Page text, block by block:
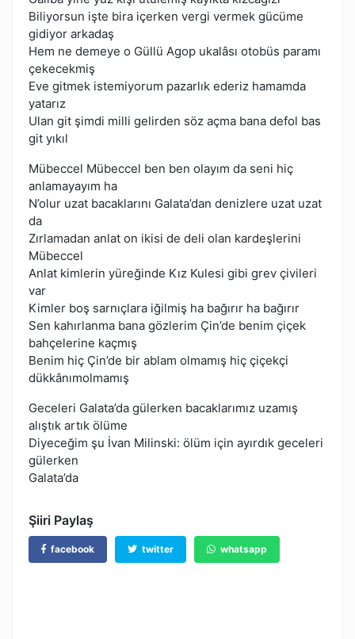
Biliyorsun işte bira içerken vergi vermek gücüme
gidiyor arkadaş
Hem ne demeye o Güllü Agop ukalâsı otobüs paramı
çekecekmiş
Eve gitmek istemiyorum pazarlık ederiz hamamda
yatarız
Ulan git şimdi milli gelirden söz açma bana defol bas
git yıkıl
Mübeccel Mübeccel ben ben olayım da seni hiç
anlamayayım ha
N’olur uzat bacaklarını Galata’dan denizlere uzat uzat
da
Zırlamadan anlat on ikisi de deli olan kardeşlerini
Mübeccel
Anlat kimlerin yüreğinde Kız Kulesi gibi grev çivileri
var
Kimler boş sarnıçlara iğilmiş ha bağırır ha bağırır
Sen kahırlanma bana gözlerim Çin’de benim çiçek
bahçelerine kaçmış
Benim hiç Çin’de bir ablam olmamış hiç çiçekçi
dükkânımolmamış
Geceleri Galata’da gülerken bacaklarımız uzamış
alıştık artık ölüme
Diyeceğim şu İvan Milinski: ölüm için ayırdık geceleri
gülerken
Galata’da
Şiiri Paylaş
facebook twitter whatsapp